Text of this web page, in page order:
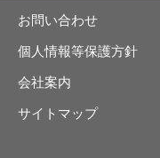
お問い合わせ
個人情報等保護方針
会社案内
サイトマップ